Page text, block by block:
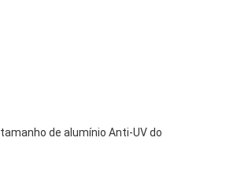
de alumínio Anti-UV do